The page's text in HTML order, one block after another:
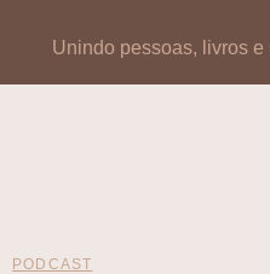
Unindo pessoas, livros e
PODCAST